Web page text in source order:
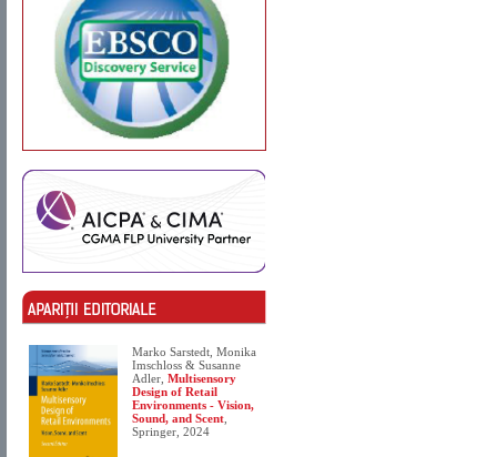
Marko Sarstedt, Monika
Imschloss & Susanne
Adler, Multisensory
Design of Retail
Environments - Vision,
Sound, and Scent
Springer, 2024